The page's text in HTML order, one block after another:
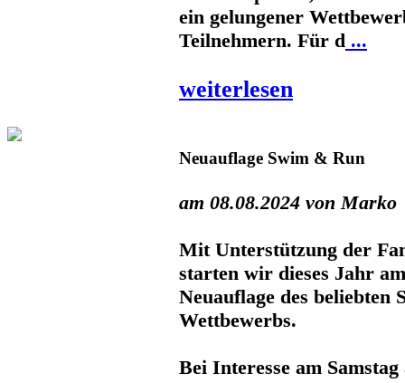
ein gelungener
Teilnehmern. Für d ...
weiterlesen
Neuauflage Swim & Run
am 08.08.2024 von Marko
Mit Unterstützung der
starten wir dieses Jahr
Neuauflage des beliebten
Wettbewerbs.
Bei Interesse am